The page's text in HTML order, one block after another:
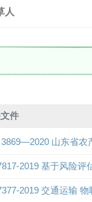
人
件
3869—2020 山东省农
2019 基于风险评
2019 交通运输